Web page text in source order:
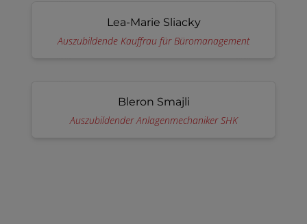
Lea-Marie Sliacky
Auszubildende Kauffrau für Büromanagement
Bleron Smajli
Auszubildender Anlagenmechaniker SHK